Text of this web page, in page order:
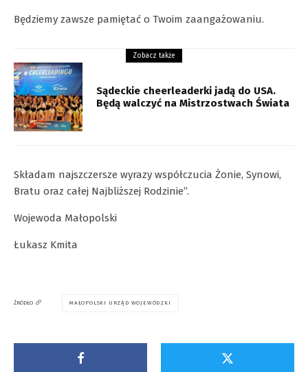
Będziemy zawsze pamiętać o Twoim zaangażowaniu.
Zobacz także
Sądeckie cheerleaderki jadą do USA.
Będą walczyć na Mistrzostwach Świata
Składam najszczersze wyrazy współczucia Żonie, Synowi,
Bratu oraz całej Najbliższej Rodzinie”.
Wojewoda Małopolski
Łukasz Kmita
ŹRÓDŁO MAŁOPOLSKI URZĄD WOJEWÓDZKI